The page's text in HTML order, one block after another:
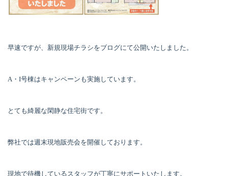
早速ですが、新規現場チラシをブログにて公開いたしました。
A ・ I号棟はキャンペーンも実施しています。
とても綺麗な閑静な住宅街です。
弊社では週末現地販売会を開催しております。
現地で待機しているスタッフが丁寧にサポートいたします。